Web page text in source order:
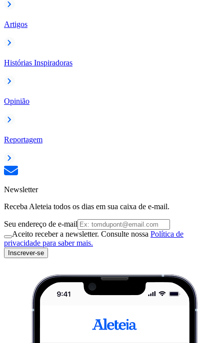
Artigos
Histórias Inspiradoras
Opinião
Reportagem
Newsletter
Receba Aleteia todos os dias em sua caixa de e-mail.
Seu endereço de e-mail
Aceito receber a newsletter. Consulte nossa Política de
privacidade para saber mais.
Inscrever-se